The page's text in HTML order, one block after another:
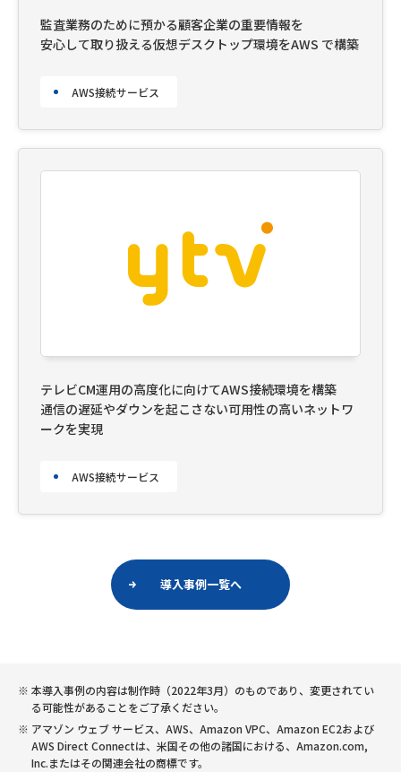
監査業務のために預かる顧客企業の重要情報を
安心して取り扱える仮想デスクトップ環境をAWS で構築
AWS接続サービス
テレビCM運用の高度化に向けてAWS接続環境を構築
通信の遅延やダウンを起こさない可用性の高いネットワ
ークを実現
AWS接続サービス
導入事例一覧へ
本導入事例の内容は制作時（2022年3月）のものであり、変更されてい
る可能性があることをご了承ください。
アマゾン ウェブ サービス、AWS、Amazon VPC、Amazon EC2および
AWS Direct Connectは、米国その他の諸国における、Amazon.com,
Inc.またはその関連会社の商標です。